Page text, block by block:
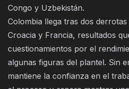
Congo y Uzbekistán.
Colombia llega tras dos
Croacia y Francia, resultados
cuestionamientos por el
algunas figuras del plantel. Sin
mantiene la confianza en el